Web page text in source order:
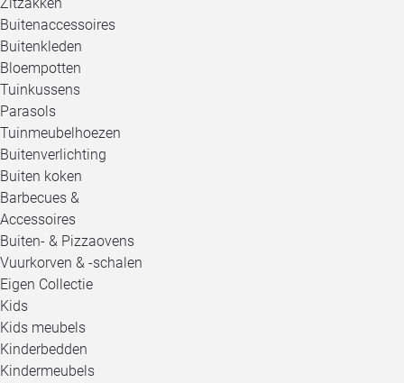
Buitenaccessoires
Buitenkleden
Bloempotten
Tuinkussens
Parasols
Tuinmeubelhoezen
Buitenverlichting
Buiten koken
Barbecues &
Accessoires
Buiten- & Pizzaovens
Vuurkorven & -schalen
Eigen Collectie
Kids
Kids meubels
Kinderbedden
Kindermeubels